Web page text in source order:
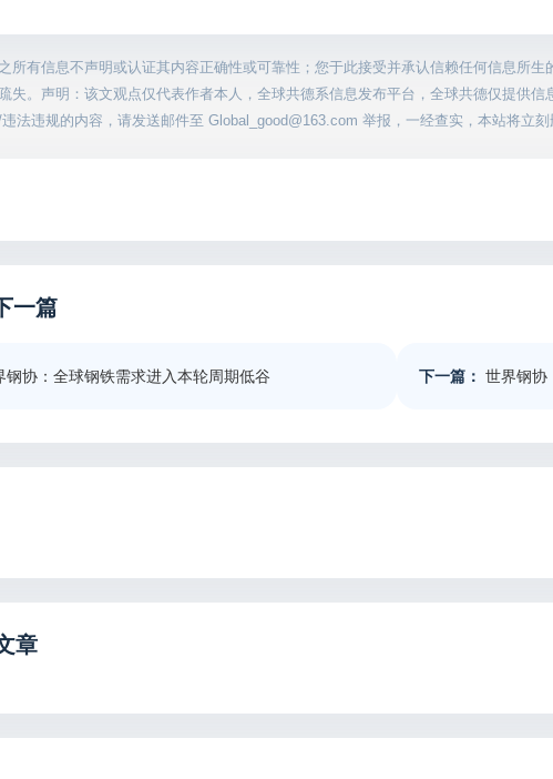
所有信息不声明或认证其内容正确性或可靠性；您于此接受并承认信赖任何信息所
失。声明：该文观点仅代表作者本人，全球共德系信息发布平台，全球共德仅提供
法违规的内容，请发送邮件至 Global_good@163.com 举报，一经查实，本站将立刻
一篇
钢协：全球钢铁需求进入本轮周期低谷 下一篇： 世界钢协
章